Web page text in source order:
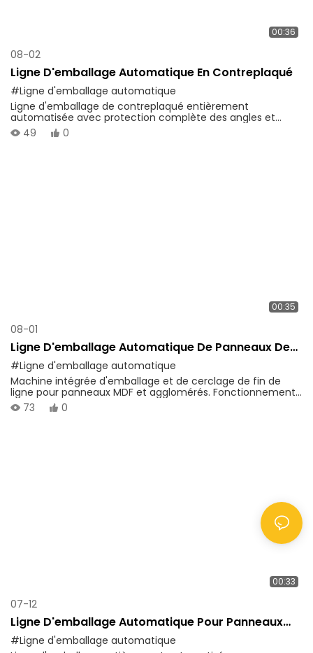
00:36
08-02
Ligne D'emballage Automatique En Contreplaqué
#Ligne d'emballage automatique
Ligne d'emballage de contreplaqué entièrement
automatisée avec protection complète des angles et
fonction d'emballage. Idéale pour l'industrie des panneaux
de bois, elle garantit un fonctionnement stable et une
49 0
00:35
08-01
Ligne D'emballage Automatique De Panneaux De
Particules MDF - Machine D'emballage Et De
Cerclage En Fin De Ligne
#Ligne d'emballage automatique
Machine intégrée d'emballage et de cerclage de fin de
ligne pour panneaux MDF et agglomérés. Fonctionnement
entièrement automatique, performances stables et
emballage protecteur fiable pour l'industrie des panneaux
73 0
00:33
07-12
Ligne D'emballage Automatique Pour Panneaux
OSB (panneaux De Particules Orientées)
#Ligne d'emballage automatique